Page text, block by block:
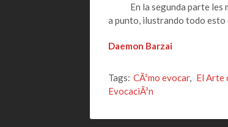
En la segunda parte les
a punto, ilustrando todo esto
Daemon Barzai
Tags: CÃ³mo evocar, El Arte
EvocaciÃ³n